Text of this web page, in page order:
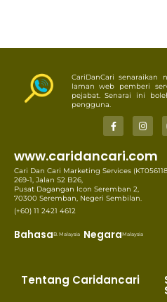
CariDanCari senaraikan
laman web pemberi
pejabat. Senarai ini
pengguna.
www.caridancari.com
Cari Dan Cari Marketing Services
269-1, Jalan S2 B26,
Pusat Dagangan Icon Seremban 2,
70300 Seremban, Negeri Sembilan.
(+60) 11 2421 4612
BahasaB. Malaysia NegaraMalaysia
Tentang Caridancari